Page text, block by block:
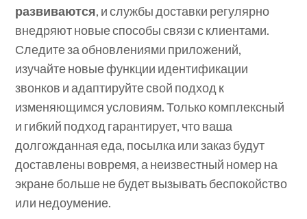
развиваются, и службы доставки регулярно
внедряют новые способы связи с клиентами.
Следите за обновлениями приложений,
изучайте новые функции идентификации
звонков и адаптируйте свой подход к
изменяющимся условиям. Только комплексный
и гибкий подход гарантирует, что ваша
долгожданная еда, посылка или заказ будут
доставлены вовремя, а неизвестный номер на
экране больше не будет вызывать беспокойство
или недоумение.